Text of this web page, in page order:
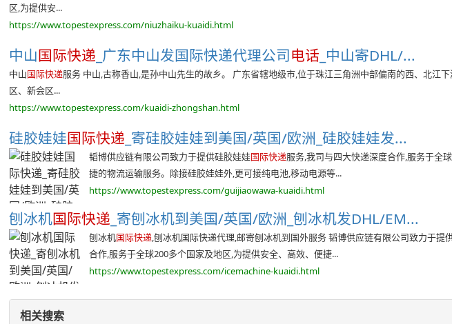
区,为提供安...
https://www.topestexpress.com/niuzhaiku-kuaidi.html
中山国际快递 _广东中山发国际快递代理公司电话 _中山寄DHL/...
中山国际快递服务 中山,古称香山,是孙中山先生的故乡。 广东省辖地级市,位于珠江三角洲中部偏南的西、北江
区、新会区...
https://www.topestexpress.com/kuaidi-zhongshan.html
硅胶娃娃国际快递 _寄硅胶娃娃到美国/英国/欧洲_硅胶娃娃发...
韬博供应链有限公司致力于提供硅胶娃娃国际快递服务,我司与四大快递深度合作,服务于全
捷的物流运输服务。除接硅胶娃娃外,更可接纯电池,移动电源等...
https://www.topestexpress.com/guijiaowawa-kuaidi.html
刨冰机国际快递 _寄刨冰机到美国/英国/欧洲_刨冰机发DHL/EM...
刨冰机国际快递,刨冰机国际快递代理,邮寄刨冰机到国外服务 韬博供应链有限公司致力于提
合作,服务于全球200多个国家及地区,为提供安全、高效、便捷...
https://www.topestexpress.com/icemachine-kuaidi.html
相关搜索